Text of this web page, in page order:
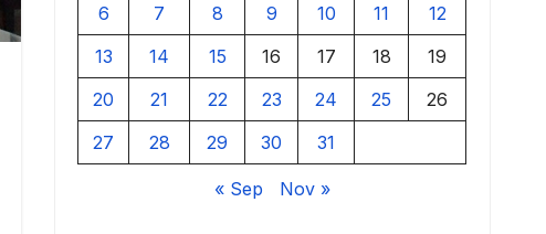
6
7 8 9 10 11
12
13
14 15 16 17 18
19
20
21 22 23 24 25
26
27
28 29 30 31
« Sep Nov »